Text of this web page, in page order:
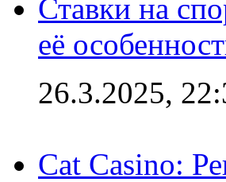
Ставки на
её
26.3.2025,
Cat Casino: